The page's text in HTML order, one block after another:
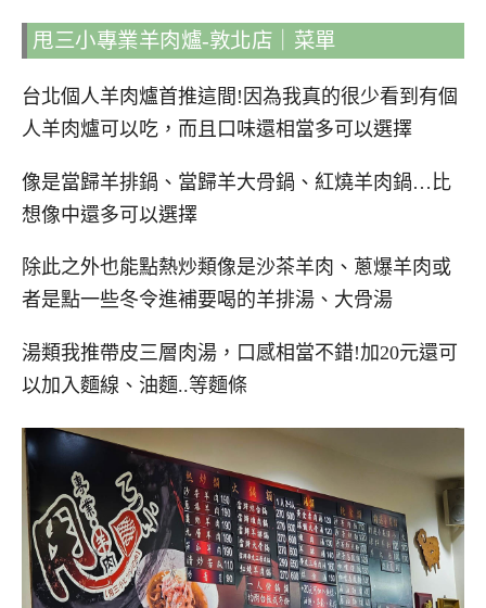
甩三小專業羊肉爐-敦北店｜菜單
台北個人羊肉爐首推這間!因為我真的很少看到有個
人羊肉爐可以吃，而且口味還相當多可以選擇
像是當歸羊排鍋、當歸羊大骨鍋、紅燒羊肉鍋…比
想像中還多可以選擇
除此之外也能點熱炒類像是沙茶羊肉、蔥爆羊肉或
者是點一些冬令進補要喝的羊排湯、大骨湯
湯類我推帶皮三層肉湯，口感相當不錯!加20元還可
以加入麵線、油麵..等麵條